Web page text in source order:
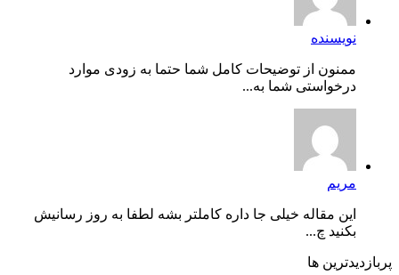
نویسنده
ممنون از توضیحات کامل شما حتما به زودی موارد
درخواستی شما به...
مریم
این مقاله خیلی جا داره کاملتر بشه لطفا به روز رسانیش
بکنید چ...
پربازدیدترین ها